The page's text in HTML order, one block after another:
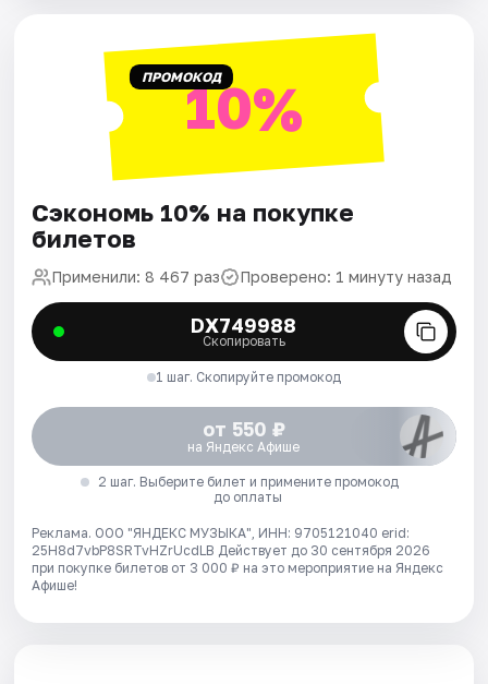
ПРОМОКОД10%
Сэкономь 10% на покупке
билетов
Применили: 8 467 раз Проверено: 1 минуту назад
DX749988
Скопировать
1 шаг. Скопируйте промокод
от 550 ₽
на Яндекс Афише
2 шаг. Выберите билет и примените промокод
до оплаты
Реклама. ООО "ЯНДЕКС МУЗЫКА", ИНН: 9705121040 erid:
25H8d7vbP8SRTvHZrUcdLB Действует до 30 сентября 2026
при покупке билетов от 3 000 ₽ на это мероприятие на Яндекс
Афише!